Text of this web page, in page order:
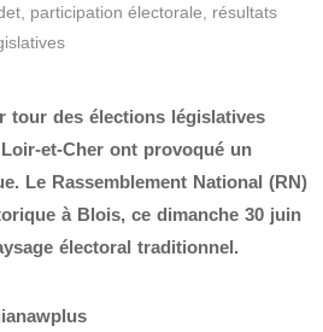
participation électorale
résultats
tour des élections législatives
et-Cher ont provoqué un
Le Rassemblement National (RN)
à Blois, ce dimanche 30 juin
électoral traditionnel.